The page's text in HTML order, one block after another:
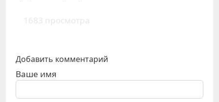
1683 просмотра
Добавить комментарий
Ваше имя